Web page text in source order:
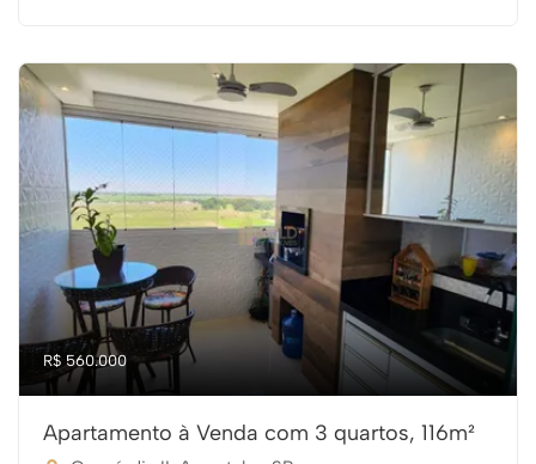
R$ 560.000
Apartamento à Venda com 3 quartos, 116m²